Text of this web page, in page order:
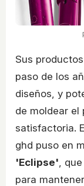
Sus
paso de los
diseños, y
de moldear el
satisfactoria.
ghd puso en
'Eclipse' ,
para